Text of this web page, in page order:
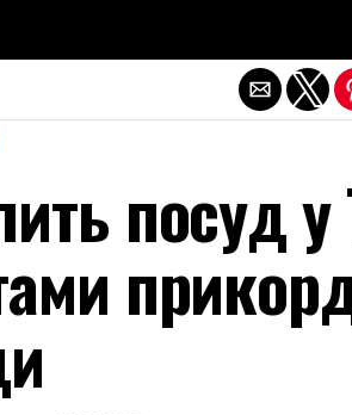
посуд